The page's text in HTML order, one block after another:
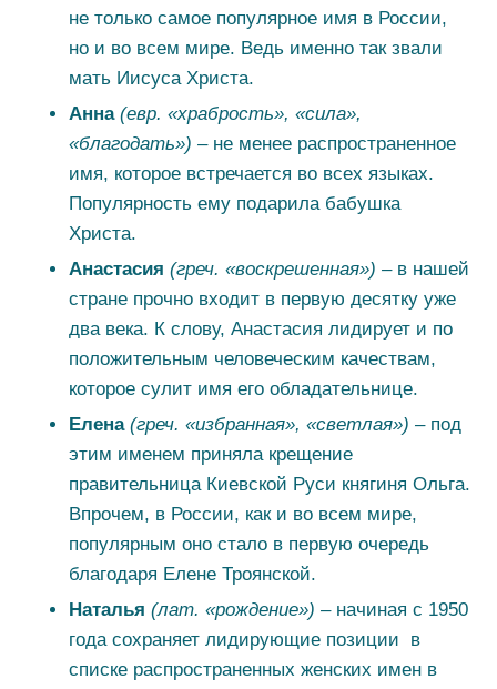
не только самое популярное имя в России,
но и во всем мире. Ведь именно так звали
мать Иисуса Христа.
Анна(евр. «храбрость», «сила»,
«благодать») – не менее распространенное
имя, которое встречается во всех языках.
Популярность ему подарила бабушка
Христа.
Анастасия(греч. «воскрешенная») –в нашей
стране прочно входит в первую десятку уже
два века. К слову, Анастасия лидирует и по
положительным человеческим качествам,
которое сулит имя его обладательнице.
Елена(греч. «избранная», «светлая») – под
этим именем приняла крещение
правительница Киевской Руси княгиня Ольга.
Впрочем, в России, как и во всем мире,
популярным оно стало в первую очередь
благодаря Елене Троянской.
Наталья(лат. «рождение») – начиная с 1950
года сохраняет лидирующие позиции в
списке распространенных женских имен в